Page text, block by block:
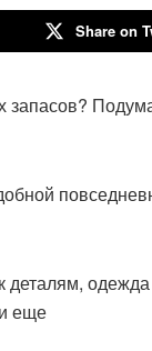
Share on
еще